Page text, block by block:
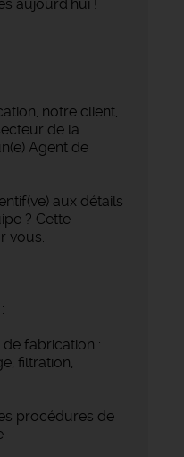
aujourd’hui !
notre client,
de la
Agent de
aux détails
? Cette
vous.
fabrication :
filtration,
procédures de